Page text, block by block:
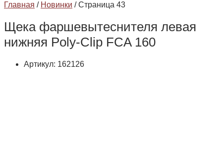
Главная / Новинки / Страница 43
Щека фаршевытеснителя левая
нижняя Poly-Clip FCA 160
Артикул: 162126